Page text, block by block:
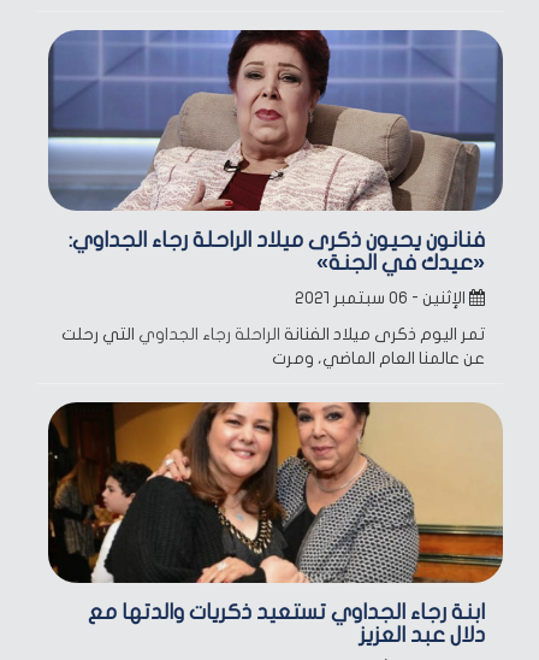
فنانون يحيون ذكرى ميلاد الراحلة رجاء الجداوي:
«عيدك في الجنة»
الإثنين - ٠٦ سبتمبر ٢٠٢١
تمر اليوم ذكرى ميلاد الفنانة الراحلة رجاء الجداوي التي رحلت
عن عالمنا العام الماضي، ومرت
ابنة رجاء الجداوي تستعيد ذكريات والدتها مع
دلال عبد العزيز